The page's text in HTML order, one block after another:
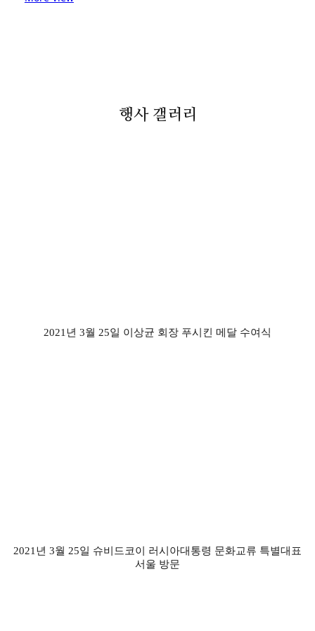
행사 갤러리
2021년 3월 25일 이상균 회장 푸시킨 메달 수여식
2021년 3월 25일 슈비드코이 러시아대통령 문화교류 특별대표
서울 방문